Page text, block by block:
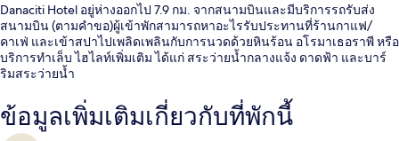
Danaciti Hotel อยู่ห่างออกไป 7.9 กม. จากสนามบินและมีบริการรถรับส่ง
สนามบิน (ตามคำขอ)ผู้เข้าพักสามารถหาอะไรรับประทานที่ร้านกาแฟ/
คาเฟ่ และเข้าสปาไปเพลิดเพลินกับการนวดด้วยหินร้อน อโรมาเธอราพี หรือ
บริการทำเล็บ ไฮไลท์เพิ่มเติม ได้แก่ สระว่ายน้ำกลางแจ้ง ดาดฟ้า และบาร์
ริมสระว่ายน้ำ
ข้อมูลเพิ่มเติมเกี่ยวกับที่พักนี้